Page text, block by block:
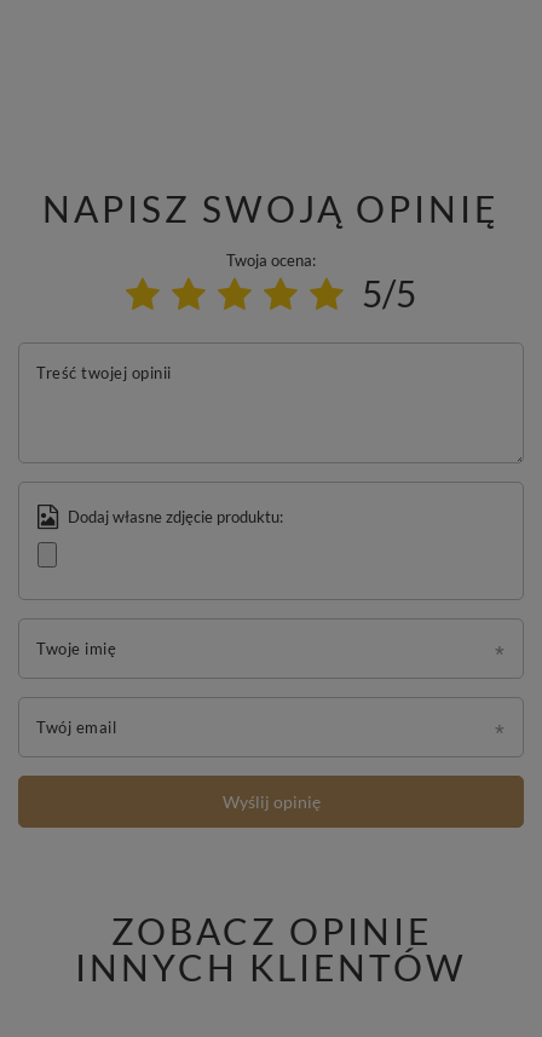
NAPISZ SWOJĄ OPINIĘ
Twoja ocena:
5/5
Treść twojej opinii
Dodaj własne zdjęcie produktu:
Twoje imię
Twój email
Wyślij opinię
ZOBACZ OPINIE
INNYCH KLIENTÓW